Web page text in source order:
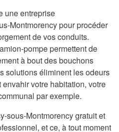
une entreprise
Montmorency pour procéder
de vos conduits.
pompe permettent de
à bout des bouchons
solutions éliminent les odeurs
votre habitation, votre
par exemple.
sous-Montmorency gratuit et
et ce, à tout moment